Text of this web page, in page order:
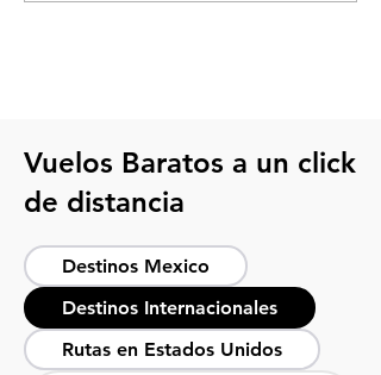
Vuelos Baratos a un click
de distancia
Destinos Mexico
Destinos Internacionales
Rutas en Estados Unidos